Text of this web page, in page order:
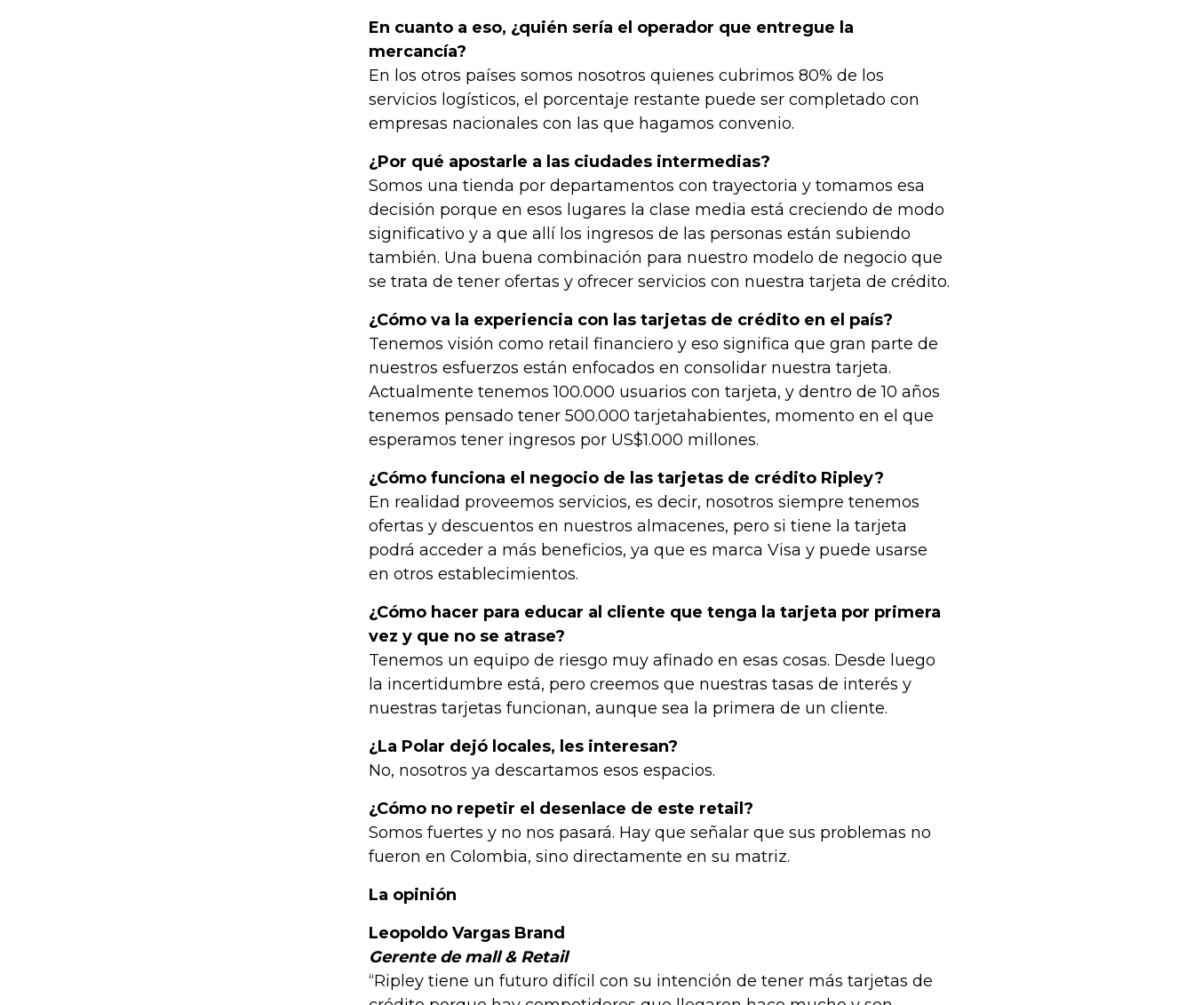
En cuanto a eso, ¿quién sería el operador que entregue la
mercancía?
En los otros países somos nosotros quienes cubrimos 80% de los
servicios logísticos, el porcentaje restante puede ser completado con
empresas nacionales con las que hagamos convenio.
¿Por qué apostarle a las ciudades intermedias?
Somos una tienda por departamentos con trayectoria y tomamos esa
decisión porque en esos lugares la clase media está creciendo de modo
significativo y a que allí los ingresos de las personas están subiendo
también. Una buena combinación para nuestro modelo de negocio que
se trata de tener ofertas y ofrecer servicios con nuestra tarjeta de crédito.
¿Cómo va la experiencia con las tarjetas de crédito en el país?
Tenemos visión como retail financiero y eso significa que gran parte de
nuestros esfuerzos están enfocados en consolidar nuestra tarjeta.
Actualmente tenemos 100.000 usuarios con tarjeta, y dentro de 10 años
tenemos pensado tener 500.000 tarjetahabientes, momento en el que
esperamos tener ingresos por US$1.000 millones.
¿Cómo funciona el negocio de las tarjetas de crédito Ripley?
En realidad proveemos servicios, es decir, nosotros siempre tenemos
ofertas y descuentos en nuestros almacenes, pero si tiene la tarjeta
podrá acceder a más beneficios, ya que es marca Visa y puede usarse
en otros establecimientos.
¿Cómo hacer para educar al cliente que tenga la tarjeta por primera
vez y que no se atrase?
Tenemos un equipo de riesgo muy afinado en esas cosas. Desde luego
la incertidumbre está, pero creemos que nuestras tasas de interés y
nuestras tarjetas funcionan, aunque sea la primera de un cliente.
¿La Polar dejó locales, les interesan?
No, nosotros ya descartamos esos espacios.
¿Cómo no repetir el desenlace de este retail?
Somos fuertes y no nos pasará. Hay que señalar que sus problemas no
fueron en Colombia, sino directamente en su matriz.
La opinión
Leopoldo Vargas Brand
Gerente de mall & Retail
“Ripley tiene un futuro difícil con su intención de tener más tarjetas de